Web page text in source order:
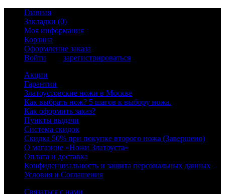
Главная
Закладки (0)
Моя информация
Корзина
Оформление заказа
Войти
зарегистрироваться
Акции
Гарантии
Златоустовские ножи в Москве
Как выбрать нож? 5 шагов к выбору ножа.
Как оформить заказ?
Пункты выдачи
Система скидок
Скидка 50% при покупке второго ножа (Завершено)
О магазине «Ножи Златоуста»
Оплата и доставка
Конфиденциальность и защита персональных данных
Условия и Соглашения
Связаться с нами